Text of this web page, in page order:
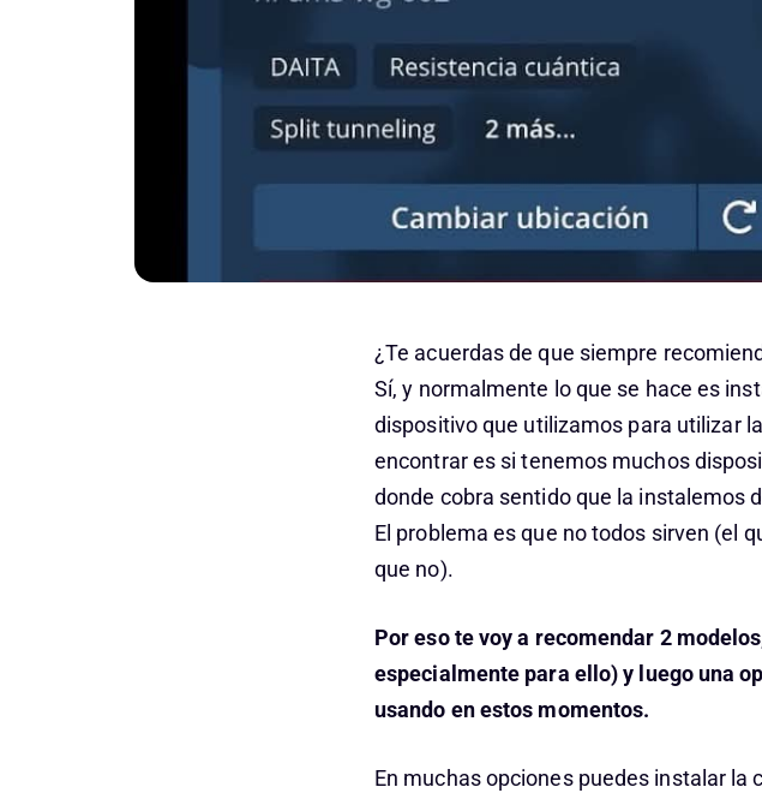
¿Te acuerdas de que siempre
Sí, y normalmente lo que se hace es
dispositivo que utilizamos para utilizar
encontrar es si tenemos muchos
donde cobra sentido que la instalemos
El problema es que no todos sirven (el
que no).
Por eso te voy a recomendar 2
especialmente para ello) y luego una
usando en estos momentos.
En muchas opciones puedes instalar la